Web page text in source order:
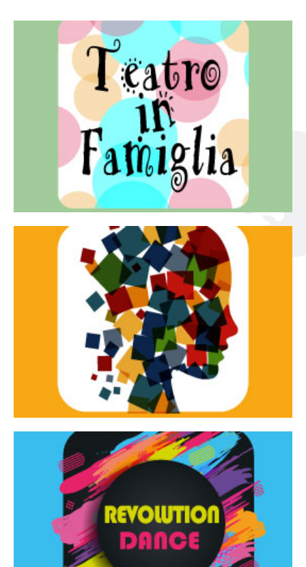
Teatro in famiglia
Teatro In Famiglia è una rassegna di teatro concepita
per far condividere e godere del teatro all’intera
famiglia.
Continua
Tracce dinamiche
Tracce Dinamiche è una rassegna di teatro
d’innovazione e sperimentale.
Continua
Revolution Dance
Rassegna di danza contemporanea – I Edizione